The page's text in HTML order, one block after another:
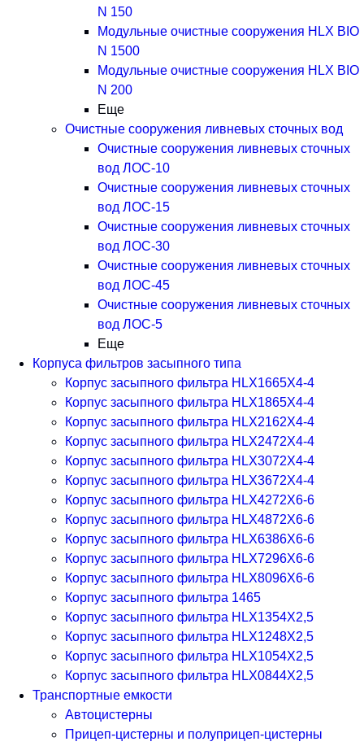
N 150
Модульные очистные сооружения HLX BIO
N 1500
Модульные очистные сооружения HLX BIO
N 200
Еще
Очистные сооружения ливневых сточных вод
Очистные сооружения ливневых сточных
вод ЛОС-10
Очистные сооружения ливневых сточных
вод ЛОС-15
Очистные сооружения ливневых сточных
вод ЛОС-30
Очистные сооружения ливневых сточных
вод ЛОС-45
Очистные сооружения ливневых сточных
вод ЛОС-5
Еще
Корпуса фильтров засыпного типа
Корпус засыпного фильтра HLX1665X4-4
Корпус засыпного фильтра HLX1865X4-4
Корпус засыпного фильтра HLX2162X4-4
Корпус засыпного фильтра HLX2472X4-4
Корпус засыпного фильтра HLX3072X4-4
Корпус засыпного фильтра HLX3672X4-4
Корпус засыпного фильтра HLX4272X6-6
Корпус засыпного фильтра HLX4872X6-6
Корпус засыпного фильтра HLX6386X6-6
Корпус засыпного фильтра HLX7296X6-6
Корпус засыпного фильтра HLX8096X6-6
Корпус засыпного фильтра 1465
Корпус засыпного фильтра HLX1354X2,5
Корпус засыпного фильтра HLX1248X2,5
Корпус засыпного фильтра HLX1054X2,5
Корпус засыпного фильтра HLX0844X2,5
Транспортные емкости
Автоцистерны
Прицеп-цистерны и полуприцеп-цистерны